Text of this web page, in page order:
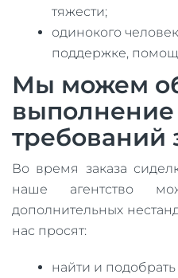
тяжести;
одинокого
поддержке,
Мы можем
требований
Во время заказа
наше агентство
дополнительных
нас просят:
найти и